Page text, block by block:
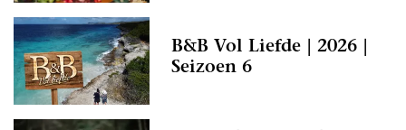
B&B Vol Liefde | 2026 |
Seizoen 6